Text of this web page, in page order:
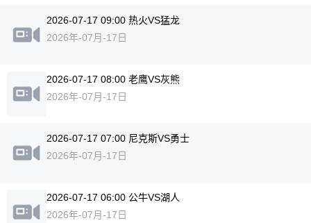
2026-07-17 09:00 热火VS猛龙
2026年-07月-17日
2026-07-17 08:00 老鹰VS灰熊
2026年-07月-17日
2026-07-17 07:00 尼克斯VS勇士
2026年-07月-17日
2026-07-17 06:00 公牛VS湖人
2026年-07月-17日